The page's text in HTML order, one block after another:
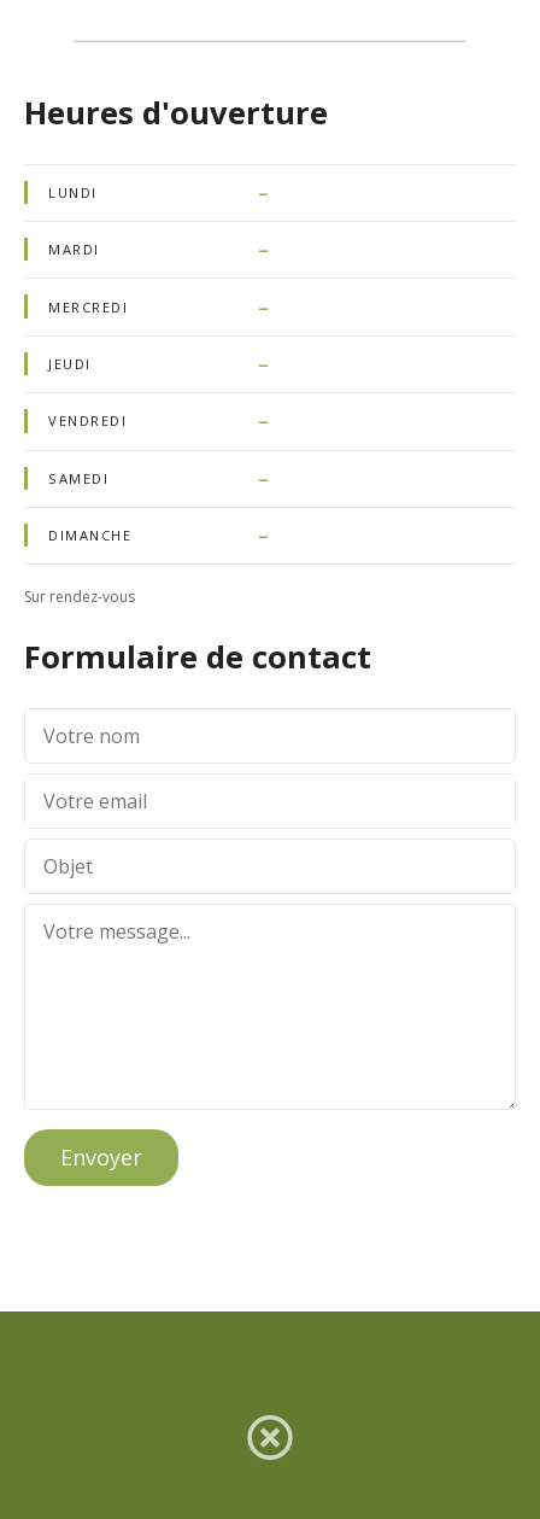
Heures d'ouverture
LUNDI –
MARDI –
MERCREDI –
JEUDI –
VENDREDI –
SAMEDI –
DIMANCHE –
Sur rendez-vous
Formulaire de contact
Envoyer